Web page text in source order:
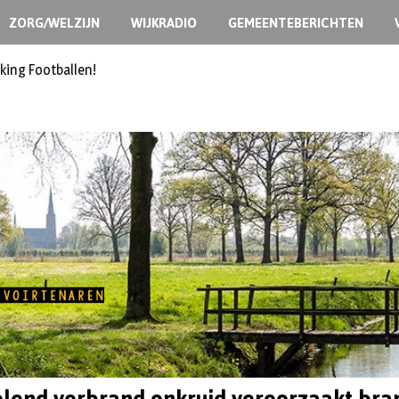
ZORG/WELZIJN WIJKRADIO GEMEENTEBERICHTEN
Footballen!